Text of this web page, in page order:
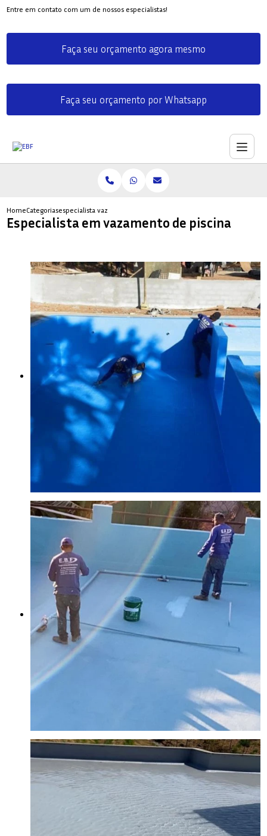
Entre em contato com um de nossos especialistas!
Faça seu orçamento agora mesmo
Faça seu orçamento por Whatsapp
HomeCategoriasespecialista vazamento piscina
Especialista em vazamento de piscina